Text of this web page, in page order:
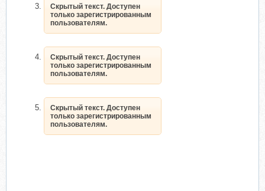
Скрытый текст. Доступен
только зарегистрированным
пользователям.
Скрытый текст. Доступен
только зарегистрированным
пользователям.
Скрытый текст. Доступен
только зарегистрированным
пользователям.